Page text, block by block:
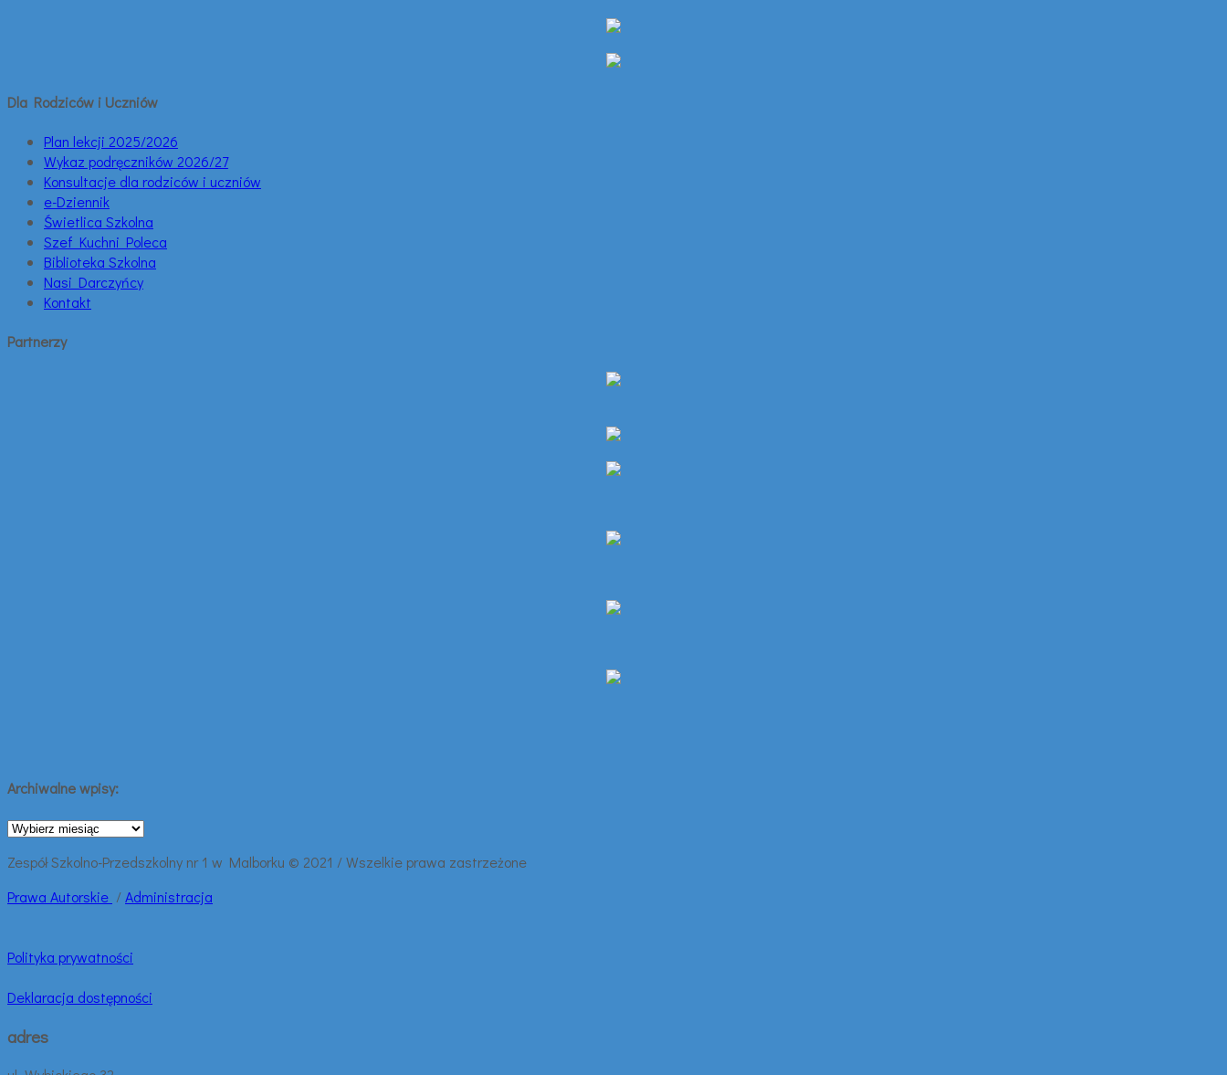
Dla Rodziców i Uczniów
Plan lekcji 2025/2026
Wykaz podręczników 2026/27
Konsultacje dla rodziców i uczniów
e-Dziennik
Świetlica Szkolna
Szef Kuchni Poleca
Biblioteka Szkolna
Nasi Darczyńcy
Kontakt
Partnerzy
Archiwalne wpisy:
Archiwalne
Zespół Szkolno-Przedszkolny nr 1 w Malborku © 2021 / Wszelkie prawa zastrzeżone
Prawa Autorskie /Administracja
Polityka prywatności
Deklaracja dostępności
adres